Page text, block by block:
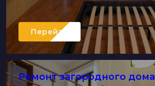
Перейти
Ремонт загородного дома